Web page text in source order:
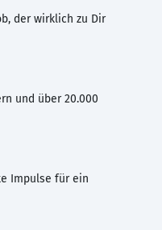
der wirklich zu Dir
und über 20.000
Impulse für ein